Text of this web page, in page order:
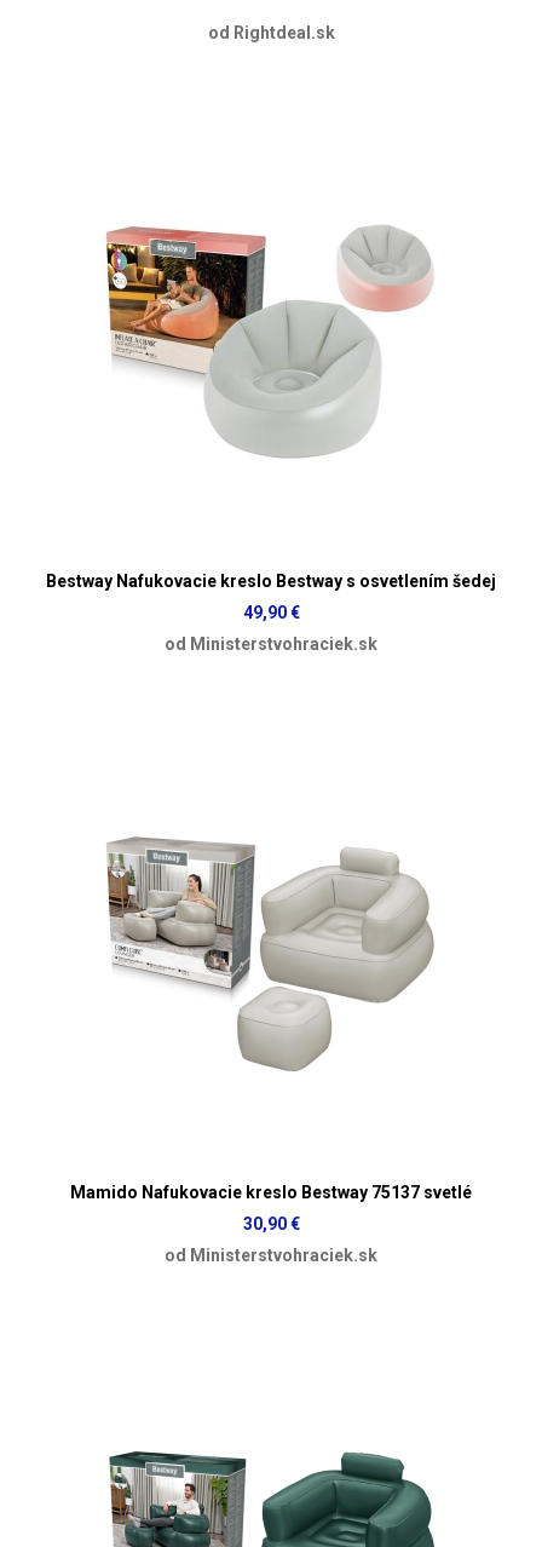
od Rightdeal.sk
Bestway Nafukovacie kreslo Bestway s osvetlením šedej
49,90 €
od Ministerstvohraciek.sk
Mamido Nafukovacie kreslo Bestway 75137 svetlé
30,90 €
od Ministerstvohraciek.sk